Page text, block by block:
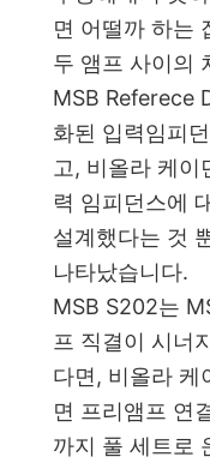
면 어떨까 하는
두 앰프 사이의
MSB Referece
화된 입력임피
고, 비올라 케이
력 임피던스에
설계했다는 것
나타났습니다.
MSB S202는
프 직결이 시너
다면, 비올라 케
면 프리앰프 연
까지 풀 세트로